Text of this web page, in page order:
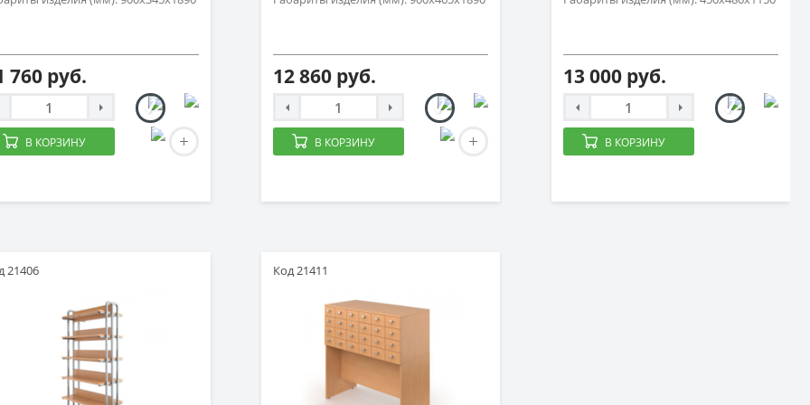
760 руб.
В КОРЗИНУ
12 860 руб.
В КОРЗИНУ
13 000 руб.
В КОРЗИНУ
21406 Код 21411